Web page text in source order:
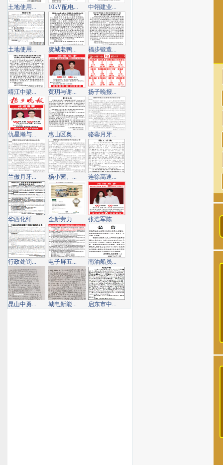
土地使用... 10kV配电... 中翎建业...
土地使用... 虞城老鸭... 福步锻造...
靖江中梁... 黄玥与谢... 扬子晚报...
仇星瀚与... 惠山区奥... 骆蓉月牙...
兰傲月牙... 杨小茜、... 连徐高速...
华西化纤... 全新劳力... 张浩军陈...
行政处罚... 电子屏五... 南油船员...
昆山中勇... 城电新能... 启东市中...